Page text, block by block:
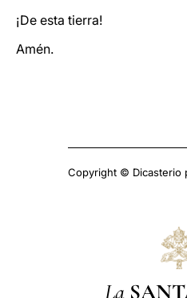
¡De esta tierra!
Amén.
Copyright © Dicasterio
La